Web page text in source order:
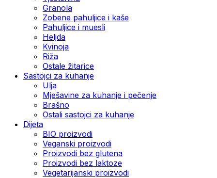
Granola
Zobene pahuljice i kaše
Pahuljice i muesli
Heljda
Kvinoja
Riža
Ostale žitarice
Sastojci za kuhanje
Ulja
Mješavine za kuhanje i pečenje
Brašno
Ostali sastojci za kuhanje
Dijeta
BIO proizvodi
Veganski proizvodi
Proizvodi bez glutena
Proizvodi bez laktoze
Vegetarijanski proizvodi